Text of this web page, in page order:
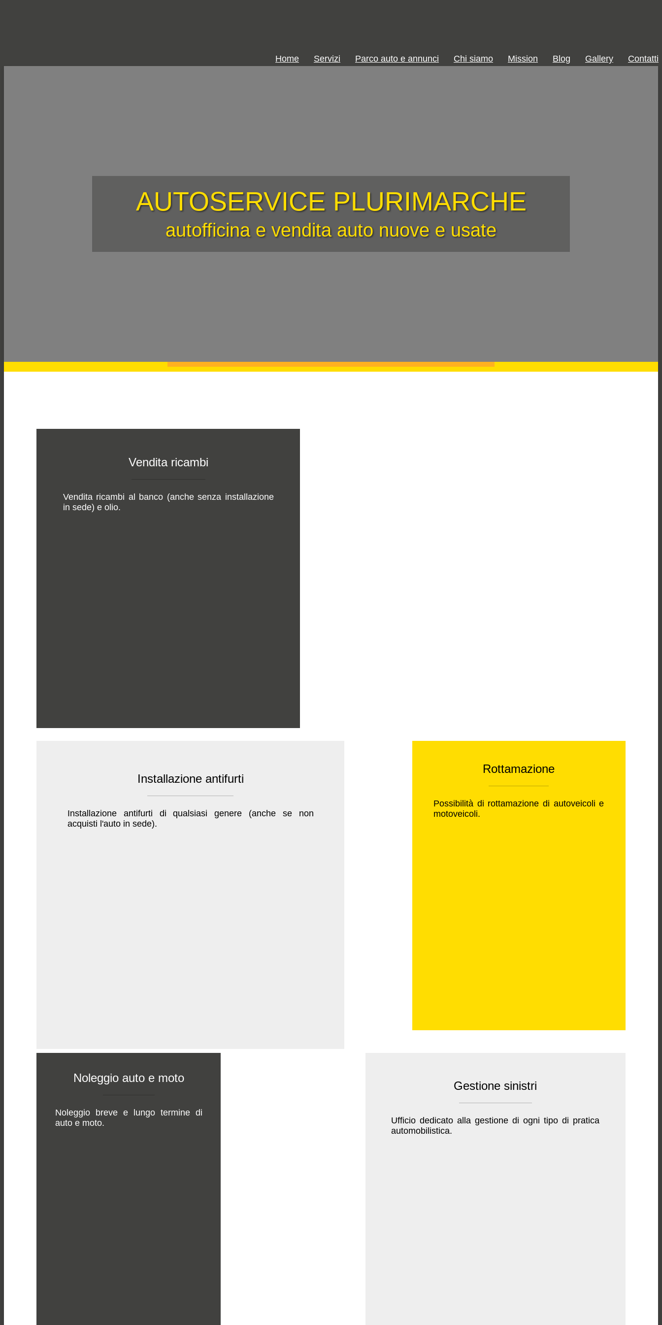
Home Servizi Parco auto e annunci Chi siamo Mission Blog Gallery Contatti
AUTOSERVICE PLURIMARCHE
autofficina e vendita auto nuove e usate
Vendita ricambi
Vendita ricambi al banco (anche senza installazione
in sede) e olio.
Installazione antifurti
Installazione antifurti di qualsiasi genere (anche se non
acquisti l'auto in sede).
Rottamazione
Possibilità di rottamazione di autoveicoli e
motoveicoli.
Noleggio auto e moto
Noleggio breve e lungo termine di
auto e moto.
Gestione sinistri
Ufficio dedicato alla gestione di ogni tipo di pratica
automobilistica.